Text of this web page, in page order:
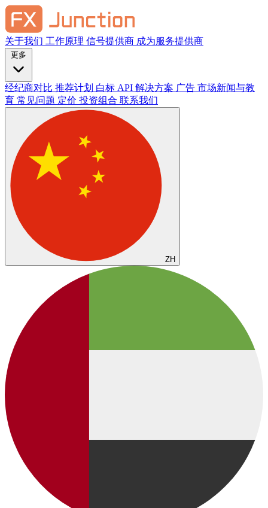
关于我们 工作原理 信号提供商 成为服务提供商
经纪商对比 推荐计划 白标 API 解决方案 广告 市场新闻与教
育 常见问题 定价 投资组合 联系我们
ZH